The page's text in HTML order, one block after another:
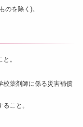
のを除く)。
。
校薬剤師に係る災害補償
こと。